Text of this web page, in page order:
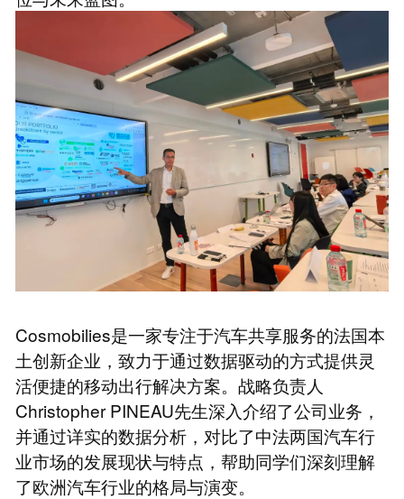
Cosmobilies是一家专注于汽车共享服务的法国本
土创新企业，致力于通过数据驱动的方式提供灵
活便捷的移动出行解决方案。战略负责人
Christopher PINEAU先生深入介绍了公司业务，
并通过详实的数据分析，对比了中法两国汽车行
业市场的发展现状与特点，帮助同学们深刻理解
了欧洲汽车行业的格局与演变。